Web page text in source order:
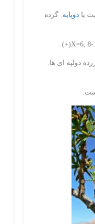
یادوپایه. گرده
دولپه ای ها.